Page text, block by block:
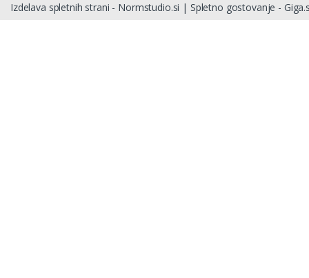
Izdelava spletnih strani - Normstudio.si | Spletno gostovanje -